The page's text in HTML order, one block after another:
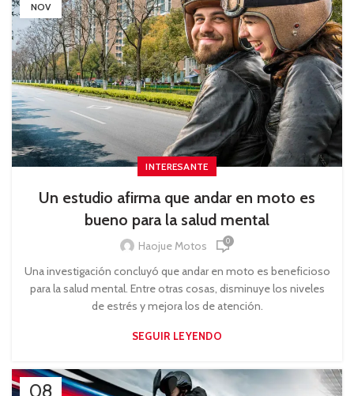
NOV
INTERESANTE
Un estudio afirma que andar en moto es
bueno para la salud mental
Haojue Motos 0
Una investigación concluyó que andar en moto es beneficioso
para la salud mental. Entre otras cosas, disminuye los niveles
de estrés y mejora los de atención.
SEGUIR LEYENDO
08